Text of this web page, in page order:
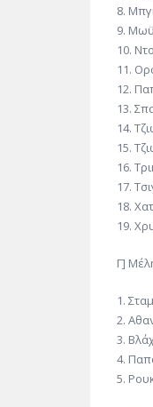
8.
9.
10.
11.
12.
13.
14.
15.
16.
17.
18.
19.
Γ]
1.
2.
3.
4.
5.